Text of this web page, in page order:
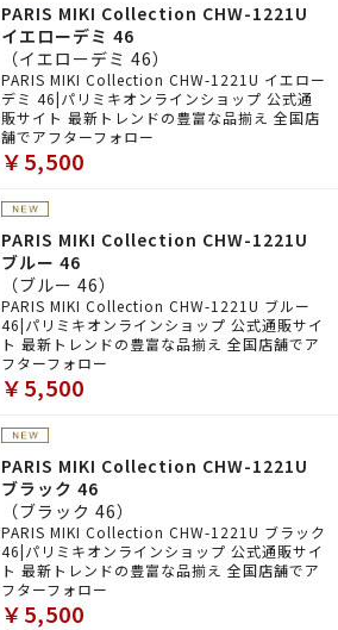
PARIS MIKI Collection CHW-1221U
イエローデミ 46
（イエローデミ 46）
PARIS MIKI Collection CHW-1221U イエロー
デミ 46|パリミキオンラインショップ 公式通
販サイト 最新トレンドの豊富な品揃え 全国店
舗でアフターフォロー
￥5,500
PARIS MIKI Collection CHW-1221U
ブルー 46
（ブルー 46）
PARIS MIKI Collection CHW-1221U ブルー
46|パリミキオンラインショップ 公式通販サイ
ト 最新トレンドの豊富な品揃え 全国店舗でア
フターフォロー
￥5,500
PARIS MIKI Collection CHW-1221U
ブラック 46
（ブラック 46）
PARIS MIKI Collection CHW-1221U ブラック
46|パリミキオンラインショップ 公式通販サイ
ト 最新トレンドの豊富な品揃え 全国店舗でア
フターフォロー
￥5,500